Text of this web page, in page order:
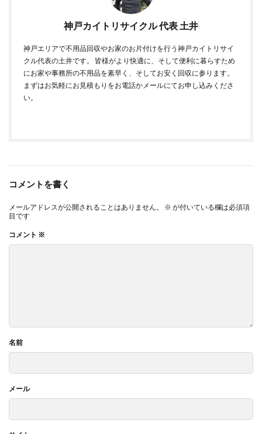
神戸カイトリサイクル 代表 土井
神戸エリアで不用品回収やお家のお片付けを行う神戸カイトリサイ
クル代表の土井です。 皆様がより快適に、そして便利に暮らすため
にお家や事務所の不用品を素早く、そしてお安く回収に参ります。
まずはお気軽にお見積もりをお電話かメールにてお申し込みくださ
い。
コメントを書く
メールアドレスが公開されることはありません。 ※ が付いている欄は必須項
目です
コメント ※
名前
メール